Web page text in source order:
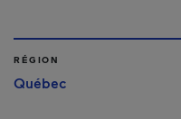
RÉGION
Québec